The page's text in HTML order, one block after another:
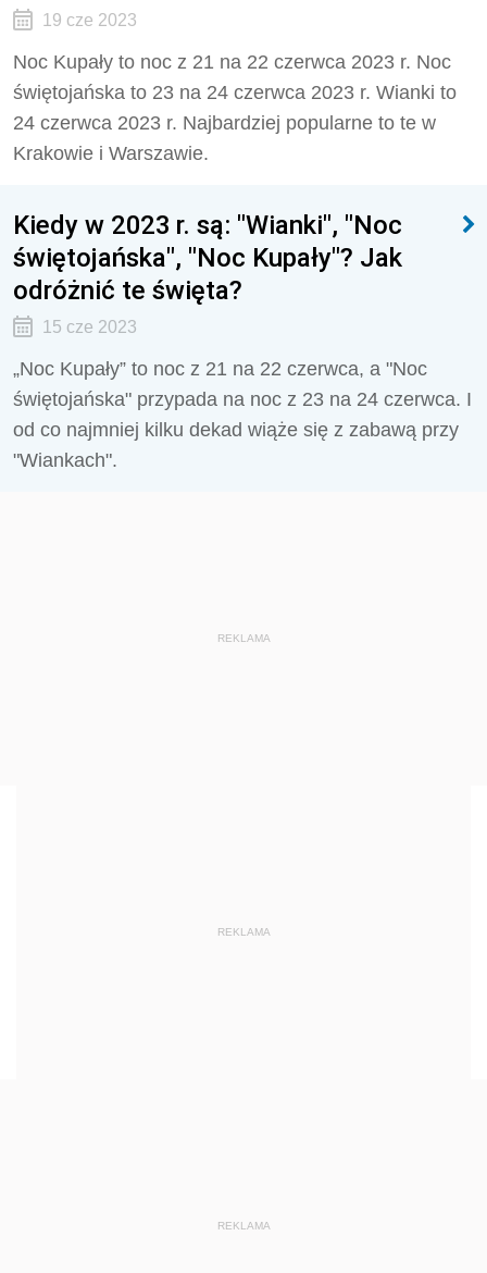
19 cze 2023
Noc Kupały to noc z 21 na 22 czerwca 2023 r. Noc
świętojańska to 23 na 24 czerwca 2023 r. Wianki to
24 czerwca 2023 r. Najbardziej popularne to te w
Krakowie i Warszawie.
Kiedy w 2023 r. są: "Wianki", "Noc
świętojańska", "Noc Kupały"? Jak
odróżnić te święta?
15 cze 2023
„Noc Kupały” to noc z 21 na 22 czerwca, a "Noc
świętojańska" przypada na noc z 23 na 24 czerwca. I
od co najmniej kilku dekad wiąże się z zabawą przy
"Wiankach".
REKLAMA
REKLAMA
REKLAMA